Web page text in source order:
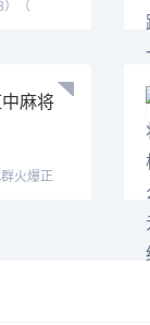
）（
麻将
火爆正